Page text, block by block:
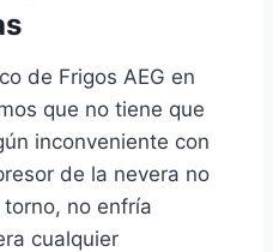
de Frigos AEG en
que no tiene que
inconveniente con
de la nevera no
no enfría
cualquier